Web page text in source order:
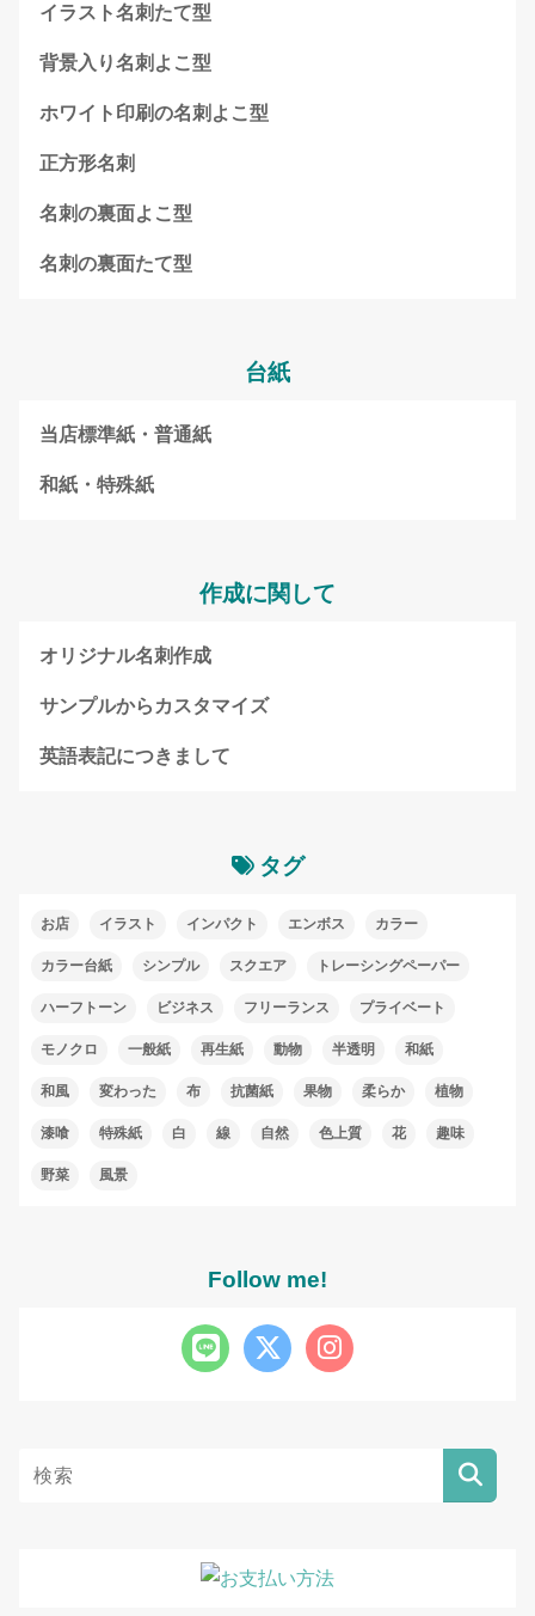
イラスト名刺たて型
背景入り名刺よこ型
ホワイト印刷の名刺よこ型
正方形名刺
名刺の裏面よこ型
名刺の裏面たて型
台紙
当店標準紙・普通紙
和紙・特殊紙
作成に関して
オリジナル名刺作成
サンプルからカスタマイズ
英語表記につきまして
タグ
お店 イラスト インパクト エンボス カラー
カラー台紙 シンプル スクエア トレーシングペーパー
ハーフトーン ビジネス フリーランス プライベート
モノクロ 一般紙 再生紙 動物 半透明 和紙
和風 変わった 布 抗菌紙 果物 柔らか 植物
漆喰 特殊紙 白 線 自然 色上質 花 趣味
野菜 風景
Follow me!